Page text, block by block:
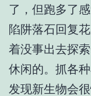
了，但跑多了
陷阱落石回复
着没事出去探
休闲的。抓各
发现新生物会